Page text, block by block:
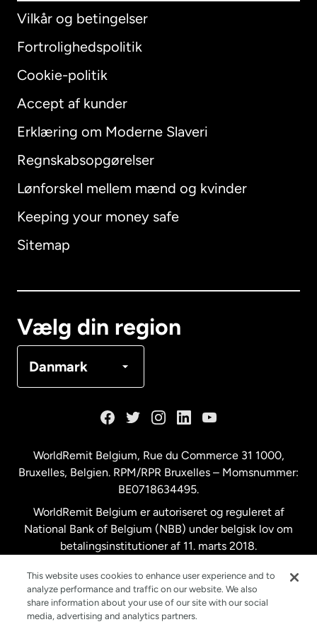
Vilkår og betingelser
Fortrolighedspolitik
Cookie-politik
Accept af kunder
Erklæring om Moderne Slaveri
Regnskabsopgørelser
Lønforskel mellem mænd og kvinder
Keeping your money safe
Sitemap
Vælg din region
Danmark
International English
Australien
Malaysia
New Zealand
Spanien
Storbritannien
WorldRemit Belgium, Rue du Commerce 31 1000,
Bruxelles, Belgien. RPM/RPR Bruxelles – Momsnummer:
BE0718634495.
WorldRemit Belgium er autoriseret og reguleret af
National Bank of Belgium (NBB) under belgisk lov om
betalingsinstitutioner af 11. marts 2018.
This website uses cookies to enhance user experience and to
analyze performance and traffic on our website. We also
share information about your use of our site with our social
media, advertising and analytics partners.